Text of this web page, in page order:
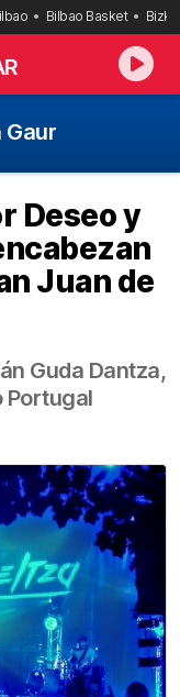
Bilbao Basket
Gaur
Deseo y
Juan de
Guda Dantza,
Portugal